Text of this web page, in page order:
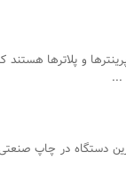
و پلاترها هستند
...
دستگاه در چاپ